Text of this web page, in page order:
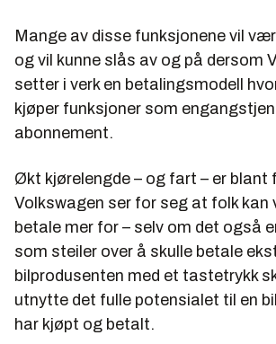
Mange av disse funksjonene vil
og vil kunne slås av og på dersom
setter i verk en betalingsmodell
kjøper funksjoner som
abonnement.
Økt kjørelengde – og fart – er blant
Volkswagen ser for seg at folk kan
betale mer for – selv om det også
som steiler over å skulle betale
bilprodusenten med et tastetrykk
utnytte det fulle potensialet til en
har kjøpt og betalt.